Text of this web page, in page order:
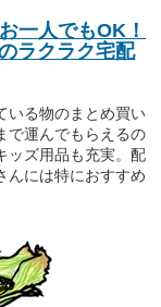
お一人でもOK！
ラクラク宅配
いる物のまとめ買い
で運んでもらえるの
ッズ用品も充実。配
んには特におすすめ